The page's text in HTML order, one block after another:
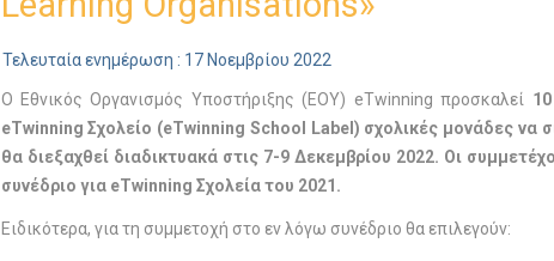
Τελευταία ενημέρωση : 17 Νοεμβρίου 2022
Ο Εθνικός Οργανισμός Υποστήριξης (ΕΟΥ) eTwinning προσκαλεί 10
eTwinning Σχολείο (eTwinning School Label ) σχολικές μονάδες να
θα διεξαχθείδιαδικτυακά στις 7-9 Δεκεμβρίου 2022. Οι
συνέδριο για eTwinning Σχολεία του 2021.
Ειδικότερα, για τη συμμετοχή στο εν λόγω συνέδριο θα επιλεγούν: